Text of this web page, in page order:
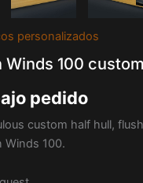
personalizados
Winds 100
pedido
custom half hull,
Winds 100.